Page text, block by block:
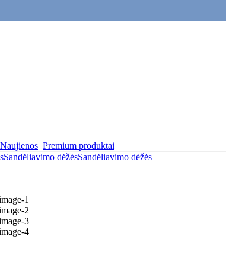
Naujienos Premium produktai
Sandėliavimo dėžėsSandėliavimo dėžės